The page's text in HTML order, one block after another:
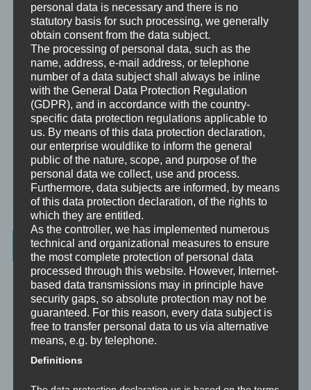
Mentoring
Mentoring ist das individualisierte Weitergeben von Wissen und
Erfahrungen durch Interaktion zwischen einer erfahrenen Person
und einem Klienten.
Supervision
Supervision ist das individualisierte Reflektieren der gemachten
oder anstehenden professionellen Erfahrungen durch Interaktion
zwischen einem Supervisor und einem Klienten.
Ausbildung
Ausbildung ist die angepasste Vermittlung von allgemeinem Wissen
und praktischen Fertigkeiten zu diesem Wissen durch eine
erfahrene Person an Klienten.
Wissenswertes
☞ Ablauf einer Beratung
☞ Vertraulichkeitserklärung
☞ Grundlagen für persönliche Entwicklung
☞ Was kostet es?
personal data is necessary and there is no
statutory basis for such processing, we generally
obtain consent from the data subject.
The processing of personal data, such as the
name, address, e-mail address, or telephone
number of a data subject shall always be inline
with the General Data Protection Regulation
(GDPR), and in accordance with the country-
specific data protection regulations applicable to
us. By means of this data protection declaration,
our enterprise wouldlike to inform the general
public of the nature, scope, and purpose of the
personal data we collect, use and process.
Furthermore, data subjects are informed, by means
of this data protection declaration, of the rights to
which they are entitled.
As the controller, we has implemented numerous
technical and organizational measures to ensure
the most complete protection of personal data
processed through this website. However, Internet-
based data transmissions may in principle have
security gaps, so absolute protection may not be
guaranteed. For this reason, every data subject is
free to transfer personal data to us via alternative
means, e.g. by telephone.
Definitions